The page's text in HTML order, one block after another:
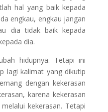
hal yang baik kepada
engkau, engkau jangan
dia tidak baik kepada
dia.
hidupnya. Tetapi ini
lagi kalimat yang dikutip
dengan kekerasan
karena kekerasan
kekerasan. Tetapi